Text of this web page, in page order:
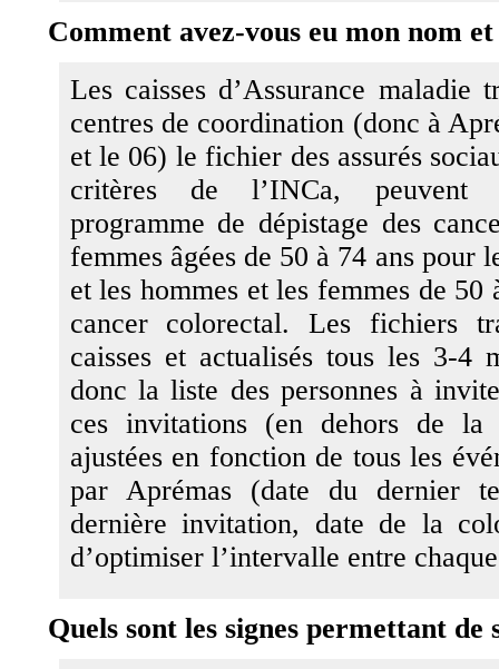
Comment avez-vous eu mon nom
Les caisses d’Assurance maladie
centres de coordination (donc à
et le 06) le fichier des assurés
critères de l’INCa, peuvent
programme de dépistage des
femmes âgées de 50 à 74 ans pour
et les hommes et les femmes de 50
cancer colorectal. Les fichiers
caisses et actualisés tous les 3-4
donc la liste des personnes à
ces invitations (en dehors de la
ajustées en fonction de tous les
par Aprémas (date du dernier
dernière invitation, date de la
d’optimiser l’intervalle entre
Quels sont les signes permettant de